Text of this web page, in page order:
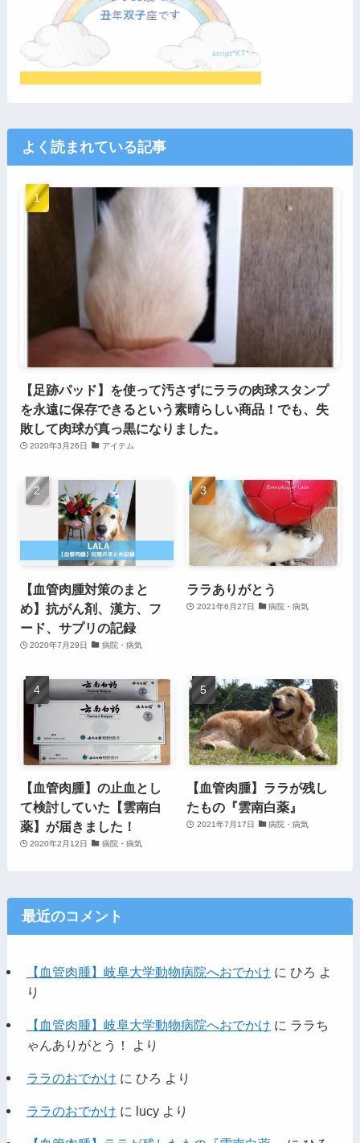
よく読まれている記事
【足跡パッド】を使って汚さずにララの肉球スタンプ
を永遠に保存できるという素晴らしい商品！でも、失
敗して肉球が真っ黒になりました。
2020年3月26日 アイテム
【血管肉腫対策のまと
め】抗がん剤、漢方、フ
ード、サプリの記録
2020年7月29日 病院・病気
ララありがとう
2021年6月27日 病院・病気
【血管肉腫】の止血とし
て検討していた【雲南白
薬】が届きました！
2020年2月12日 病院・病気
【血管肉腫】ララが残し
たもの『雲南白薬』
2021年7月17日 病院・病気
最近のコメント
【血管肉腫】岐阜大学動物病院へおでかけ に ひろ よ
り
【血管肉腫】岐阜大学動物病院へおでかけ に ララち
ゃんありがとう！
より
ララのおでかけ に ひろ より
ララのおでかけ に lucyより